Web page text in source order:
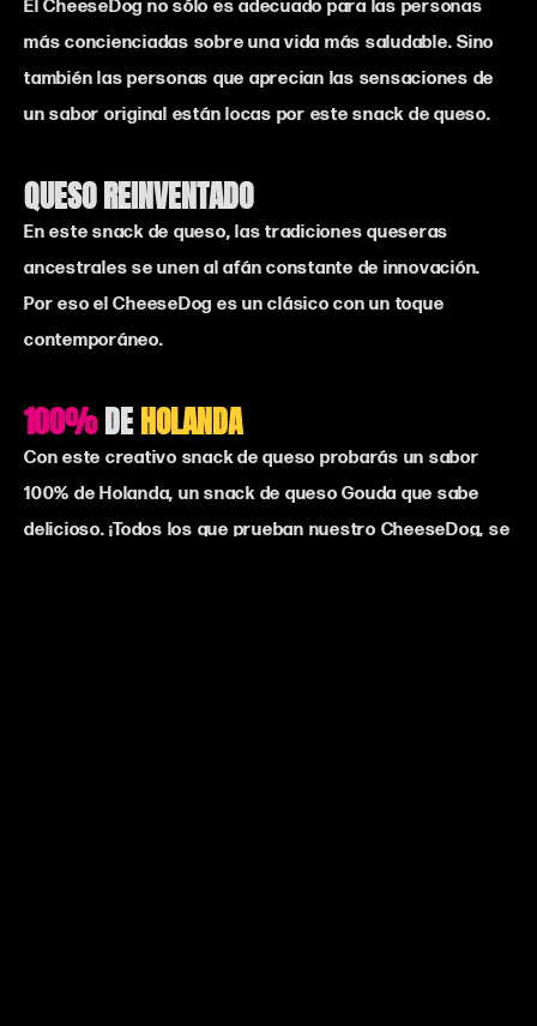
El CheeseDog no sólo es adecuado para las personas
más concienciadas sobre una vida más saludable. Sino
también las personas que aprecian las sensaciones de
un sabor original están locas por este snack de queso.
QUESO REINVENTADO
En este snack de queso, las tradiciones queseras
ancestrales se unen al afán constante de innovación.
Por eso el CheeseDog es un clásico con un toque
contemporáneo.
100%DEHOLANDA
Con este creativo snack de queso probarás un sabor
100% de Holanda, un snack de queso Gouda que sabe
delicioso. ¡Todos los que prueban nuestro CheeseDog, se